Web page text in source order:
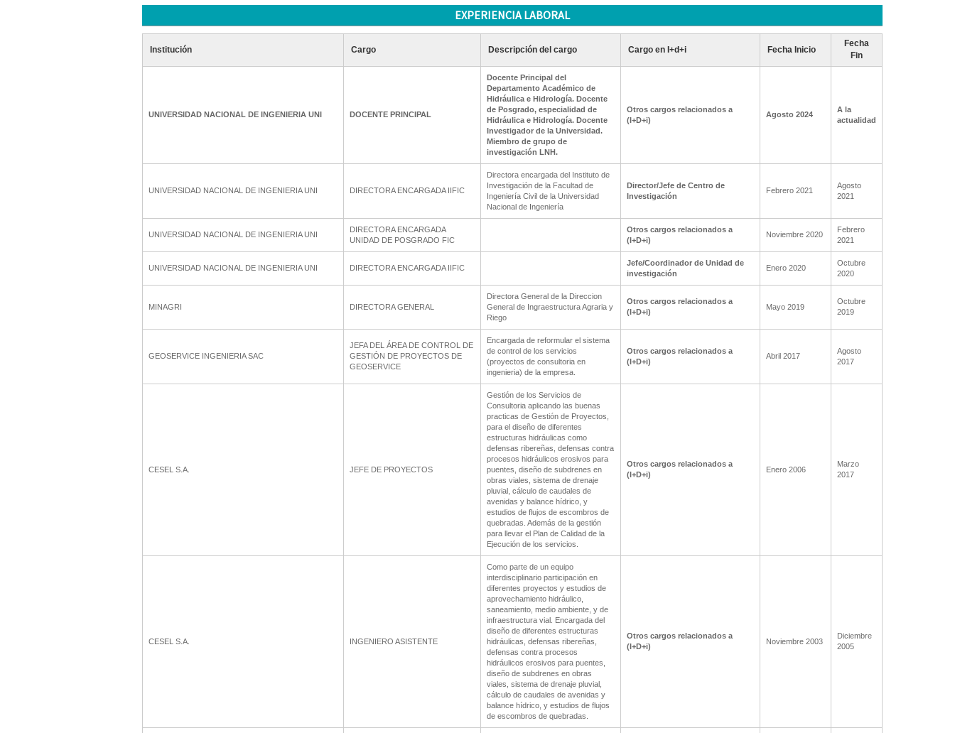
EXPERIENCIA LABORAL
Institución Cargo Descripción del cargo Cargo en I+d+i Fecha Inicio
Fecha
Fin
UNIVERSIDAD NACIONAL DE INGENIERIA UNI DOCENTE PRINCIPAL
Docente Principal del
Departamento Académico de
Hidráulica e Hidrología. Docente
de Posgrado, especialidad de
Hidráulica e Hidrología. Docente
Investigador de la Universidad.
Miembro de grupo de
investigación LNH.
Otros cargos relacionados a
(I+D+i)
Agosto 2024
A la
actualidad
UNIVERSIDAD NACIONAL DE INGENIERIA UNI DIRECTORA ENCARGADA IIFIC
Directora encargada del Instituto de
Investigación de la Facultad de
Ingeniería Civil de la Universidad
Nacional de Ingeniería
Director/Jefe de Centro de
Investigación
Febrero 2021
Agosto
2021
UNIVERSIDAD NACIONAL DE INGENIERIA UNI
DIRECTORA ENCARGADA
UNIDAD DE POSGRADO FIC
Otros cargos relacionados a
(I+D+i)
Noviembre 2020
Febrero
2021
UNIVERSIDAD NACIONAL DE INGENIERIA UNI DIRECTORA ENCARGADA IIFIC
Jefe/Coordinador de Unidad de
investigación
Enero 2020
Octubre
2020
MINAGRI DIRECTORA GENERAL
Directora General de la Direccion
General de Ingraestructura Agraria y
Riego
Otros cargos relacionados a
(I+D+i)
Mayo 2019
Octubre
2019
GEOSERVICE INGENIERIA SAC
JEFA DEL ÁREA DE CONTROL DE
GESTIÓN DE PROYECTOS DE
GEOSERVICE
Encargada de reformular el sistema
de control de los servicios
(proyectos de consultoria en
ingenieria) de la empresa.
Otros cargos relacionados a
(I+D+i)
Abril 2017
Agosto
2017
CESEL S.A. JEFE DE PROYECTOS
Gestión de los Servicios de
Consultoria aplicando las buenas
practicas de Gestión de Proyectos,
para el diseño de diferentes
estructuras hidráulicas como
defensas ribereñas, defensas contra
procesos hidráulicos erosivos para
puentes, diseño de subdrenes en
obras viales, sistema de drenaje
pluvial, cálculo de caudales de
avenidas y balance hídrico, y
estudios de flujos de escombros de
quebradas. Además de la gestión
para llevar el Plan de Calidad de la
Ejecución de los servicios.
Otros cargos relacionados a
(I+D+i)
Enero 2006
Marzo
2017
CESEL S.A. INGENIERO ASISTENTE
Como parte de un equipo
interdisciplinario participación en
diferentes proyectos y estudios de
aprovechamiento hidráulico,
saneamiento, medio ambiente, y de
infraestructura vial. Encargada del
diseño de diferentes estructuras
hidráulicas, defensas ribereñas,
defensas contra procesos
hidráulicos erosivos para puentes,
diseño de subdrenes en obras
viales, sistema de drenaje pluvial,
cálculo de caudales de avenidas y
balance hídrico, y estudios de flujos
de escombros de quebradas.
Otros cargos relacionados a
(I+D+i)
Noviembre 2003
Diciembre
2005